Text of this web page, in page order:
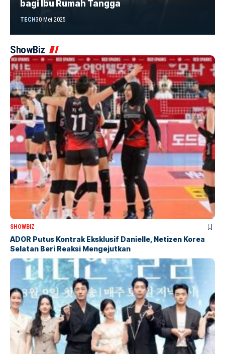
bagi Ibu Rumah Tangga
TECH30 Mei 2025
ShowBiz
SHOWBIZ
ADOR Putus Kontrak Eksklusif Danielle, Netizen Korea
Selatan Beri Reaksi Mengejutkan